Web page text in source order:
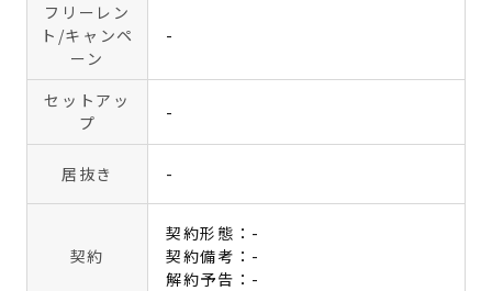
フリーレン
ト /キャンペ
ーン
-
セットアッ
プ
-
居抜き -
契約
契約形態：-
契約備考：-
解約予告：-